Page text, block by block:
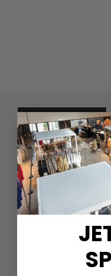
DAGMARFISCHER MODE